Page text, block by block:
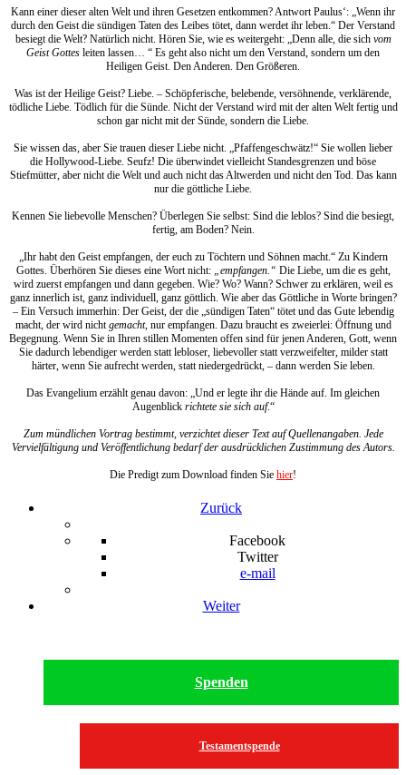
Kann einer dieser alten Welt und ihren Gesetzen entkommen? Antwort Paulus‘: „Wenn ihr
durch den Geist die sündigen Taten des Leibes tötet, dann werdet ihr leben.“ Der Verstand
besiegt die Welt? Natürlich nicht. Hören Sie, wie es weitergeht: „Denn alle, die sich vom
Geist Gottes leiten lassen… “ Es geht also nicht um den Verstand, sondern um den
Heiligen Geist. Den Anderen. Den Größeren.
Was ist der Heilige Geist? Liebe. – Schöpferische, belebende, versöhnende, verklärende,
tödliche Liebe. Tödlich für die Sünde. Nicht der Verstand wird mit der alten Welt fertig und
schon gar nicht mit der Sünde, sondern die Liebe.
Sie wissen das, aber Sie trauen dieser Liebe nicht. „Pfaffengeschwätz!“ Sie wollen lieber
die Hollywood-Liebe. Seufz! Die überwindet vielleicht Standesgrenzen und böse
Stiefmütter, aber nicht die Welt und auch nicht das Altwerden und nicht den Tod. Das kann
nur die göttliche Liebe.
Kennen Sie liebevolle Menschen? Überlegen Sie selbst: Sind die leblos? Sind die besiegt,
fertig, am Boden? Nein.
„Ihr habt den Geist empfangen, der euch zu Töchtern und Söhnen macht.“ Zu Kindern
Gottes. Überhören Sie dieses eine Wort nicht:
„empfangen.“ Die Liebe, um die es geht,
wird zuerst empfangen und dann gegeben. Wie? Wo? Wann? Schwer zu erklären, weil es
ganz innerlich ist, ganz individuell, ganz göttlich. Wie aber das Göttliche in Worte bringen?
– Ein Versuch immerhin: Der Geist, der die „sündigen Taten“ tötet und das Gute lebendig
macht, der wird nicht gemacht, nur empfangen. Dazu braucht es zweierlei: Öffnung und
Begegnung. Wenn Sie in Ihren stillen Momenten offen sind für jenen Anderen, Gott, wenn
Sie dadurch lebendiger werden statt lebloser, liebevoller statt verzweifelter, milder statt
härter, wenn Sie aufrecht werden, statt niedergedrückt, – dann werden Sie leben.
Das Evangelium erzählt genau davon: „Und er legte ihr die Hände auf. Im gleichen
Augenblick richtete sie sich auf.“
Zum mündlichen Vortrag bestimmt, verzichtet dieser Text auf Quellenangaben. Jede
Vervielfältigung und Veröffentlichung bedarf der ausdrücklichen Zustimmung des Autors.
Die Predigt zum Download finden Sie hier!
Zurück
Facebook
Twitter
e-mail
Weiter
Spenden
Testamentspende